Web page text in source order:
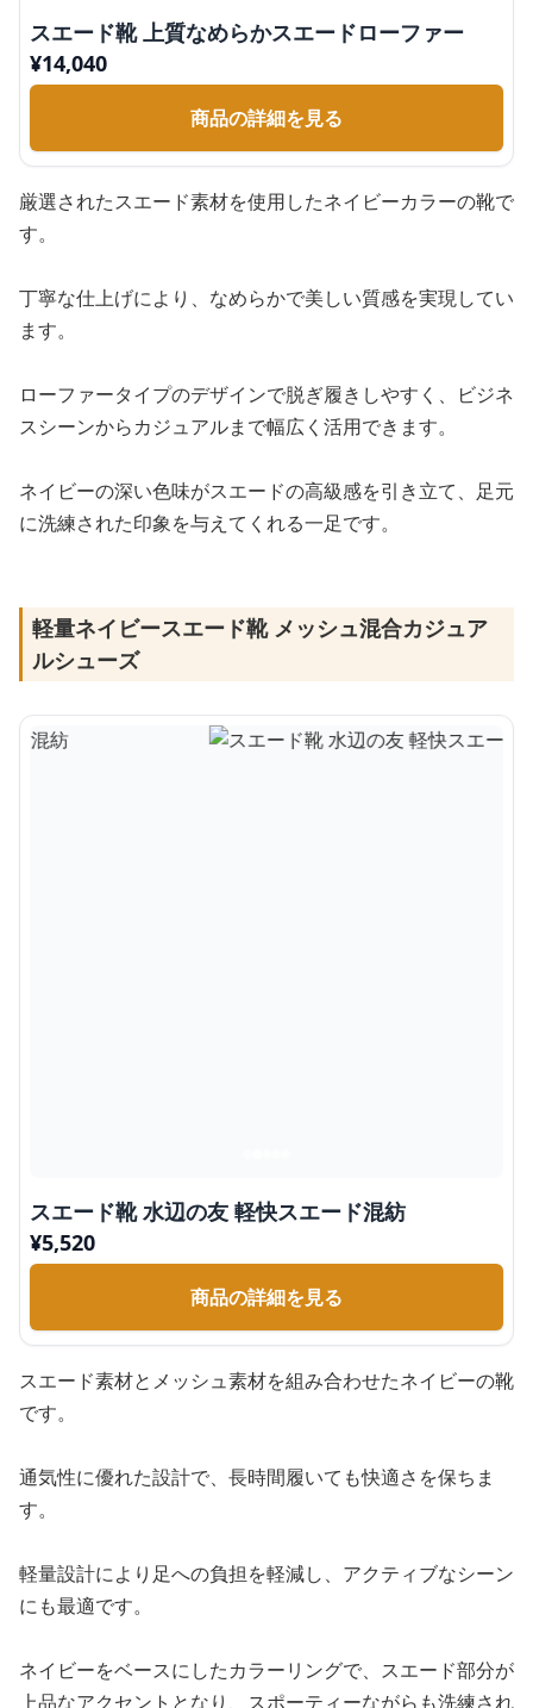
スエード靴 上質なめらかスエードローファー
¥14,040
商品の詳細を見る
厳選されたスエード素材を使用したネイビーカラーの靴で
す。
丁寧な仕上げにより、なめらかで美しい質感を実現してい
ます。
ローファータイプのデザインで脱ぎ履きしやすく、ビジネ
スシーンからカジュアルまで幅広く活用できます。
ネイビーの深い色味がスエードの高級感を引き立て、足元
に洗練された印象を与えてくれる一足です。
軽量ネイビースエード靴 メッシュ混合カジュア
ルシューズ
スエード靴 水辺の友 軽快スエード混紡
¥5,520
商品の詳細を見る
スエード素材とメッシュ素材を組み合わせたネイビーの靴
です。
通気性に優れた設計で、長時間履いても快適さを保ちま
す。
軽量設計により足への負担を軽減し、アクティブなシーン
にも最適です。
ネイビーをベースにしたカラーリングで、スエード部分が
上品なアクセントとなり、スポーティーながらも洗練され